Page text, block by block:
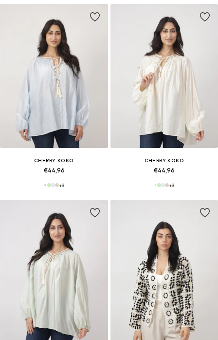
CHERRY KOKO
€44,96
+3
CHERRY KOKO
€44,96
+3